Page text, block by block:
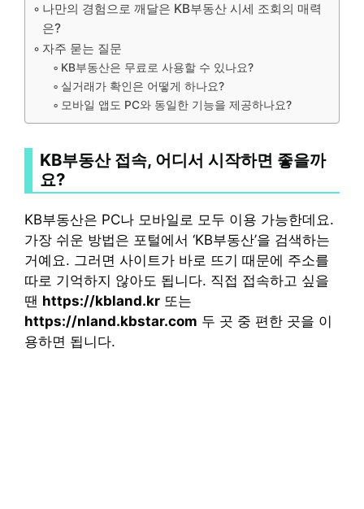
나만의 경험으로 깨달은 KB부동산 시세 조회의 매력
은?
자주 묻는 질문
KB부동산은 무료로 사용할 수 있나요?
실거래가 확인은 어떻게 하나요?
모바일 앱도 PC와 동일한 기능을 제공하나요?
KB부동산 접속, 어디서 시작하면 좋을까
요?
KB부동산은 PC나 모바일로 모두 이용 가능한데요.
가장 쉬운 방법은 포털에서 ‘KB부동산’을 검색하는
거예요. 그러면 사이트가 바로 뜨기 때문에 주소를
따로 기억하지 않아도 됩니다. 직접 접속하고 싶을
땐 https://kbland.kr 또는
https://nland.kbstar.com 두 곳 중 편한 곳을 이
용하면 됩니다.